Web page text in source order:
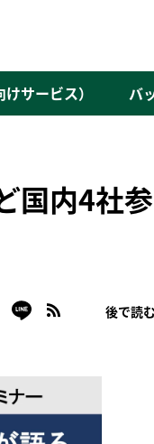
サービス） バ
国内4社参
後で読む